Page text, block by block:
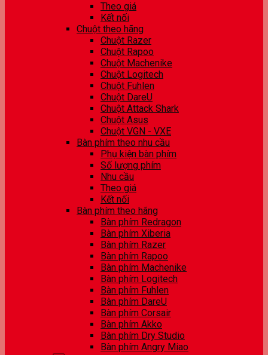
Theo giá
Kết nối
Chuột theo hãng
Chuột Razer
Chuột Rapoo
Chuột Machenike
Chuột Logitech
Chuột Fuhlen
Chuột DareU
Chuột Attack Shark
Chuột Asus
Chuột VGN - VXE
Bàn phím theo nhu cầu
Phụ kiện bàn phím
Số lượng phím
Nhu cầu
Theo giá
Kết nối
Bàn phím theo hãng
Bàn phím Redragon
Bàn phím Xiberia
Bàn phím Razer
Bàn phím Rapoo
Bàn phím Machenike
Bàn phím Logitech
Bàn phím Fuhlen
Bàn phím DareU
Bàn phím Corsair
Bàn phím Akko
Bàn phím Dry Studio
Bàn phím Angry Miao